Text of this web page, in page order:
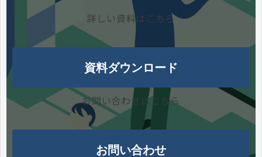
詳しい資料はこちら
資料ダウンロード
お問い合わせはこちら
お問い合わせ